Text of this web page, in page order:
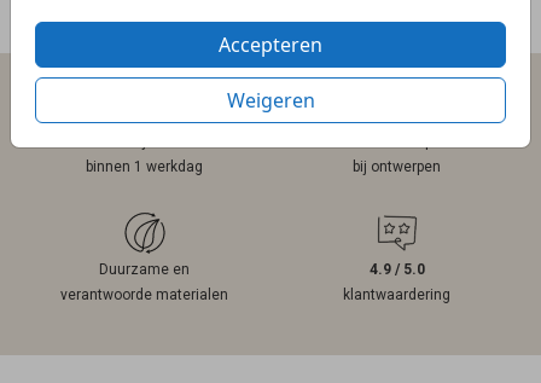
Accepteren
Weigeren
binnen 1 werkdag
bij ontwerpen
Duurzame en
verantwoorde materialen
4.9 / 5.0
klantwaardering